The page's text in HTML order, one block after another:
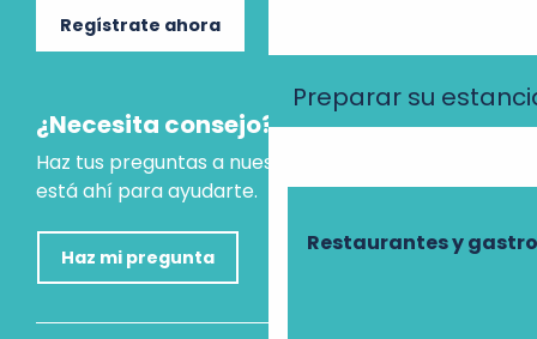
Preparar su
Restaurantes y
Regístrate ahora
¿Necesita consejo?
Haz tus preguntas a nuestro asistente virtual, que
está ahí para ayudarte.
Haz mi pregunta